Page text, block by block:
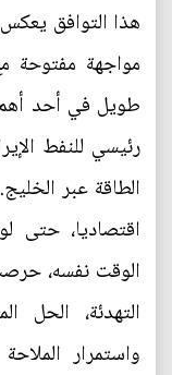
هذا التوافق
مواجهة مفتوحة
طويل في أحد أهم
رئيسي للنفط
الطاقة عبر
اقتصاديا، حتى
الوقت نفسه،
التهدئة، الحل
واستمرار